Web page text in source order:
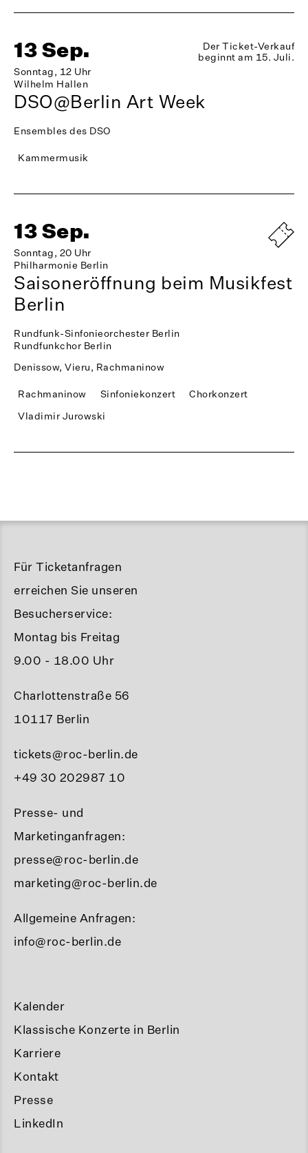
13 Sep.
Sonntag, 12 Uhr
Wilhelm Hallen
Der Ticket-Verkauf
beginnt am 15. Juli.
DSO@Berlin Art Week
Ensembles des DSO
Kammermusik
13 Sep.
Sonntag, 20 Uhr
Philharmonie Berlin
Saisoneröffnung beim Musikfest
Berlin
Rundfunk-Sinfonieorchester Berlin
Rundfunkchor Berlin
Denissow, Vieru, Rachmaninow
Rachmaninow Sinfoniekonzert
Chorkonzert
Vladimir Jurowski
Für Ticketanfragen
erreichen Sie unseren
Besucherservice:
Montag bis Freitag
9.00 - 18.00 Uhr
Charlottenstraße 56
10117 Berlin
tickets@roc-berlin.de
+49 30 202987 10
Presse- und
Marketinganfragen:
presse@roc-berlin.de
marketing@roc-berlin.de
Allgemeine Anfragen:
info@roc-berlin.de
Kalender
Klassische Konzerte in Berlin
Karriere
Kontakt
Presse
LinkedIn